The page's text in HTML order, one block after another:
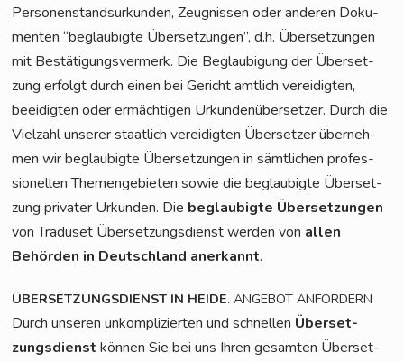
Per­so­nen­stand­sur­kun­den, Zeug­nis­sen oder ande­ren Doku­
men­ten “beglau­big­te Über­set­zun­gen”, d.h. Über­set­zun­gen
mit Bestä­ti­gungs­ver­merk. Die Beglau­bi­gung der Über­set­
zung erfolgt durch einen bei Gericht amt­lich ver­ei­dig­ten,
beei­dig­ten oder ermäch­ti­gen Urkun­den­über­set­zer. Durch die
Viel­zahl unse­rer staat­lich ver­ei­dig­ten Über­set­zer über­neh­
men wir beglau­big­te Über­set­zun­gen in sämt­li­chen pro­fes­
sio­nel­len The­men­ge­bie­ten sowie die beglau­big­te Über­set­
zung pri­va­ter Urkun­den. Die beglau­big­te Über­set­zun­gen
von Tra­du­set Über­set­zungs­dienst wer­den von allen
Behör­den in Deutsch­land aner­kannt.
ÜBERSETZUNGSDIENST IN HEIDE.ANGEBOT ANFORDERN
Durch unse­ren unkom­pli­zier­ten und schnel­len Über­set­
zungs­dienst kön­nen Sie bei uns Ihren gesam­ten Über­set­